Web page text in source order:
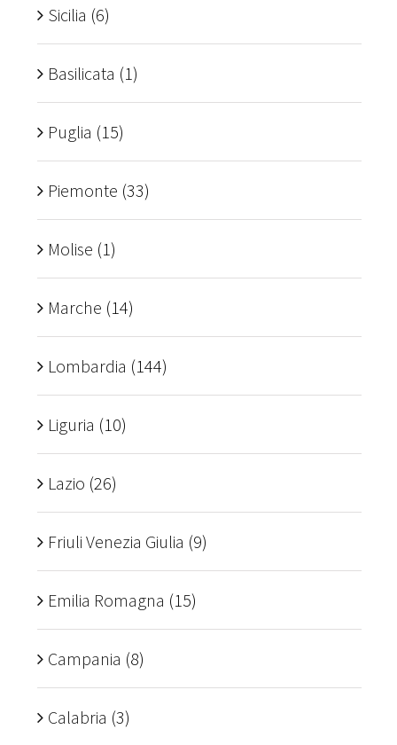
Sicilia (6)
Basilicata (1)
Puglia (15)
Piemonte (33)
Molise (1)
Marche (14)
Lombardia (144)
Liguria (10)
Lazio (26)
Friuli Venezia Giulia (9)
Emilia Romagna (15)
Campania (8)
Calabria (3)